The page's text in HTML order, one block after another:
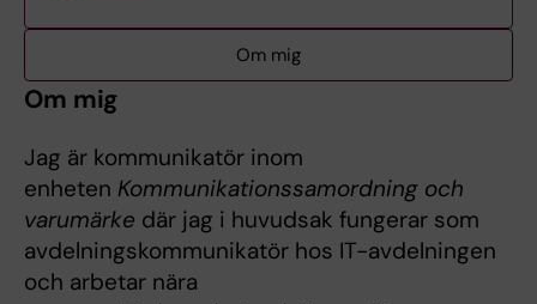
Om mig
Om mig
Jag är kommunikatör inom
enheten Kommunikationssamordning och
varumärke där jag i huvudsak fungerar som
avdelningskommunikatör hos IT-avdelningen
och arbetar nära